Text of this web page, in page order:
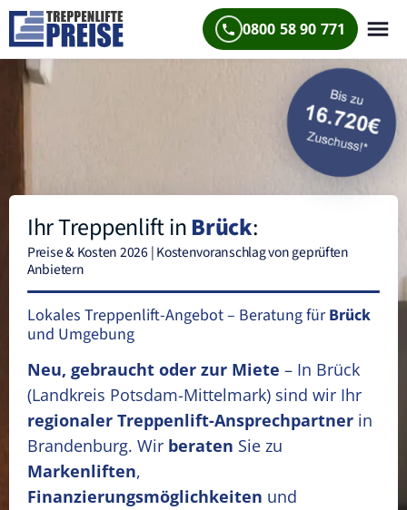
0800 58 90 771
Ihr Treppenlift inBrück:
Preise & Kosten 2026 | Kostenvoranschlag von geprüften
Anbietern
Lokales Treppenlift-Angebot – Beratung fürBrück
und Umgebung
Neu, gebraucht oder zur Miete – In Brück
(Landkreis Potsdam-Mittelmark) sind wir Ihr
regionaler Treppenlift-Ansprechpartner in
Brandenburg. Wir beraten Sie zu
Markenliften,
Finanzierungsmöglichkeiten und